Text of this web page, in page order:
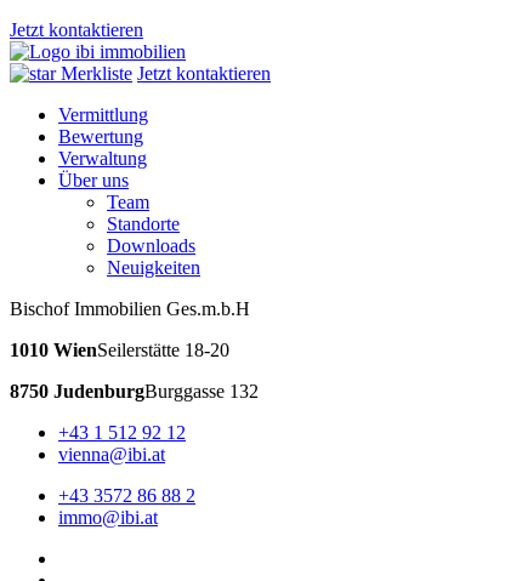
Jetzt kontaktieren
Merkliste Jetzt kontaktieren
Vermittlung
Bewertung
Verwaltung
Über uns
Team
Standorte
Downloads
Neuigkeiten
Bischof Immobilien Ges.m.b.H
1010 WienSeilerstätte 18-20
8750 JudenburgBurggasse 132
+43 1 512 92 12
vienna@ibi.at
+43 3572 86 88 2
immo@ibi.at